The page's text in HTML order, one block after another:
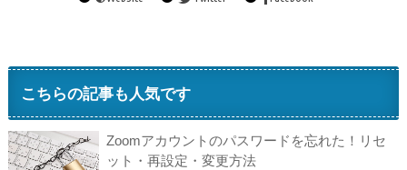
こちらの記事も人気です
Zoomアカウントのパスワードを忘れた！リセ
ット・再設定・変更方法